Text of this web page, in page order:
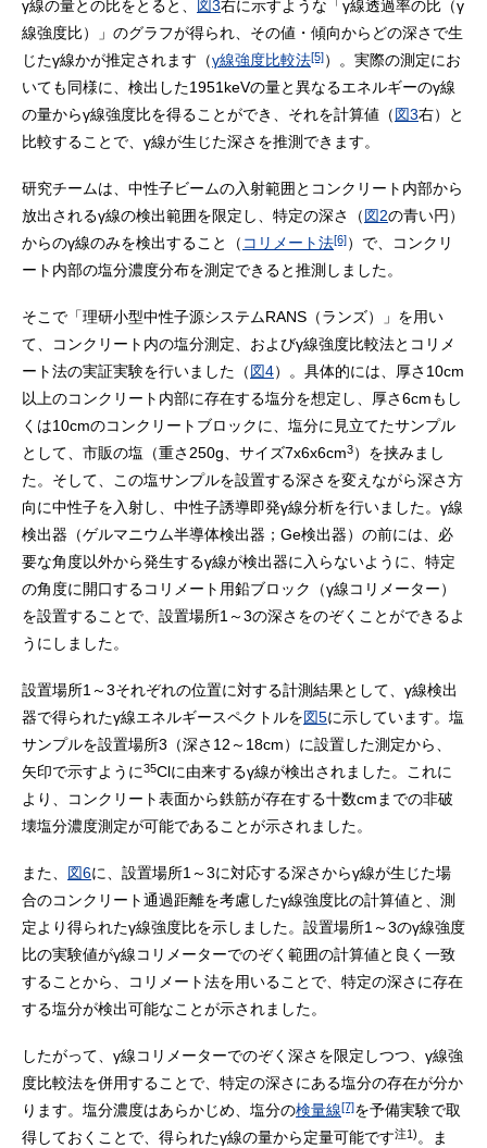
γ線の量との比をとると、 図3右に示すような「γ線透過率の比（γ
線強度比）」のグラフが得られ、その値・傾向からどの深さで生
じたγ線かが推定されます（γ線強度比較法[5]）。実際の測定にお
いても同様に、検出した1951keVの量と異なるエネルギーのγ線
の量からγ線強度比を得ることができ、それを計算値（図3右）と
比較することで、γ線が生じた深さを推測できます。
研究チームは、中性子ビームの入射範囲とコンクリート内部から
放出されるγ線の検出範囲を限定し、特定の深さ（図2の青い円）
からのγ線のみを検出すること（ コリメート法[6]）で、コンクリ
ート内部の塩分濃度分布を測定できると推測しました。
そこで「理研小型中性子源システムRANS（ランズ）」を用い
て、コンクリート内の塩分測定、およびγ線強度比較法とコリメ
ート法の実証実験を行いました（図4）。具体的には、厚さ10cm
以上のコンクリート内部に存在する塩分を想定し、厚さ6cmもし
くは10cmのコンクリートブロックに、塩分に見立てたサンプル
として、市販の塩（重さ250g、サイズ7x6x6cm3）を挟みまし
た。そして、この塩サンプルを設置する深さを変えながら深さ方
向に中性子を入射し、中性子誘導即発γ線分析を行いました。γ線
検出器（ゲルマニウム半導体検出器；Ge検出器）の前には、必
要な角度以外から発生するγ線が検出器に入らないように、特定
の角度に開口するコリメート用鉛ブロック（γ線コリメーター）
を設置することで、設置場所1～3の深さをのぞくことができるよ
うにしました。
設置場所1～3それぞれの位置に対する計測結果として、γ線検出
器で得られたγ線エネルギースペクトルを図5に示しています。塩
サンプルを設置場所3（深さ12～18cm）に設置した測定から、
矢印で示すように35Clに由来するγ線が検出されました。これに
より、コンクリート表面から鉄筋が存在する十数cmまでの非破
壊塩分濃度測定が可能であることが示されました。
また、 図6に、設置場所1～3に対応する深さからγ線が生じた場
合のコンクリート通過距離を考慮したγ線強度比の計算値と、測
定より得られたγ線強度比を示しました。設置場所1～3のγ線強度
比の実験値がγ線コリメーターでのぞく範囲の計算値と良く一致
することから、コリメート法を用いることで、特定の深さに存在
する塩分が検出可能なことが示されました。
したがって、γ線コリメーターでのぞく深さを限定しつつ、γ線強
度比較法を併用することで、特定の深さにある塩分の存在が分か
ります。塩分濃度はあらかじめ、塩分の検量線[7]を予備実験で取
得しておくことで、得られたγ線の量から定量可能です注1) 。ま